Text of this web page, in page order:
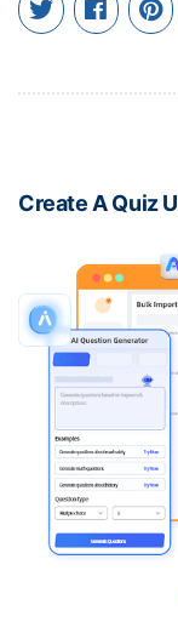
Create A Quiz